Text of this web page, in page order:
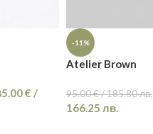
€ /
-11%
Atelier Brown
95.00€/185.80лв.
166.25 лв.